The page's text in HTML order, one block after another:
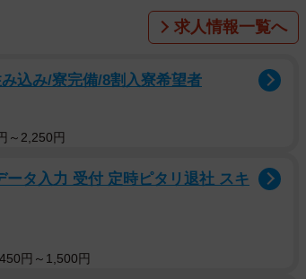
求人情報一覧へ
込み/寮完備/8割入寮希望者
～2,250円
タ入力 受付 定時ピタリ退社 スキ
円～1,500円